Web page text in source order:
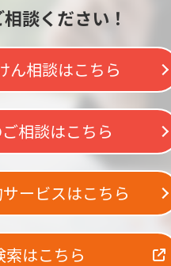
談ください！
ん相談はこちら
相談はこちら
ービスはこちら
索はこちら